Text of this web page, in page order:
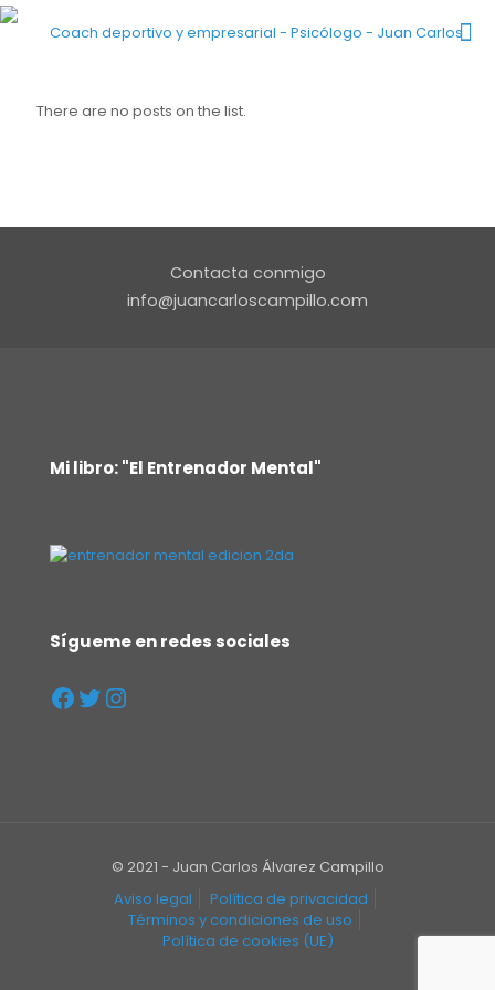
There are no posts on the list.
Contacta conmigo
info@juancarloscampillo.com
Mi libro: "El Entrenador Mental"
Sígueme en redes sociales
© 2021 - Juan Carlos Álvarez Campillo
Aviso legal
Política de privacidad
Términos y condiciones de uso
Política de cookies (UE)